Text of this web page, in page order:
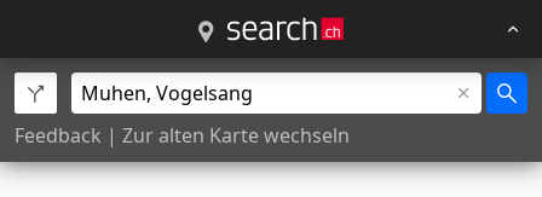
Feedback | Zur alten Karte wechseln